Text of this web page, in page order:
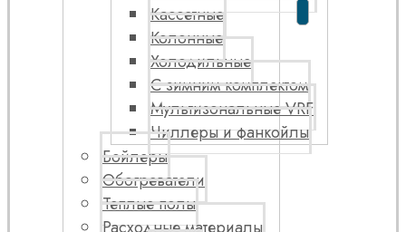
Кассетные
Колонные
Холодильные
С зимним комплектом
Мультизональные VRF
Чиллеры и фанкойлы
Бойлеры
Обогреватели
Теплые полы